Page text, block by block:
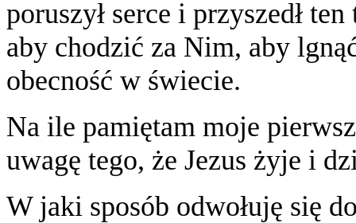
poruszył serce i przyszedł
aby chodzić za Nim, aby
obecność w świecie.
Na ile pamiętam moje
uwagę tego, że Jezus żyje i
W jaki sposób odwołuję się